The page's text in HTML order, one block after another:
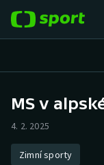
Hokej
Tenis
MS v
4. 2. 2025
Zimní sporty